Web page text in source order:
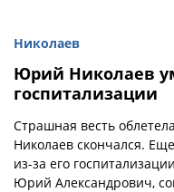
Николаев
Юрий Николаев
госпитализации
Страшная весть
Николаев скончался.
из-за его
Юрий Александрович,